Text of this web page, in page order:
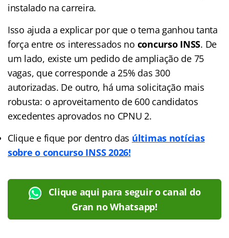
instalado na carreira.
Isso ajuda a explicar por que o tema ganhou tanta
força entre os interessados no concurso INSS. De
um lado, existe um pedido de ampliação de 75
vagas, que corresponde a 25% das 300
autorizadas. De outro, há uma solicitação mais
robusta: o aproveitamento de 600 candidatos
excedentes aprovados no CPNU 2.
Clique e fique por dentro das últimas notícias
sobre o concurso INSS 2026!
Clique aqui para seguir o canal do
Gran no Whatsapp!